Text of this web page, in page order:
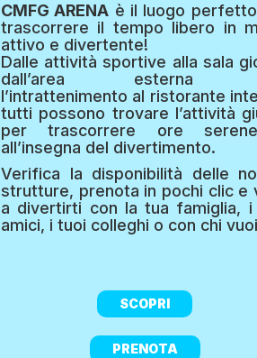
CMFG ARENA è il luogo
trascorrere il tempo libero in
attivo e divertente!
Dalle attività sportive alla sala
dall’area esterna
l’intrattenimento al ristorante
tutti possono trovare l’attività
per trascorrere ore
all’insegna del divertimento.
Verifica la disponibilità delle
strutture, prenota in pochi clic e
a divertirti con la tua famiglia, i
amici, i tuoi colleghi o con chi
SCOPRI
PRENOTA